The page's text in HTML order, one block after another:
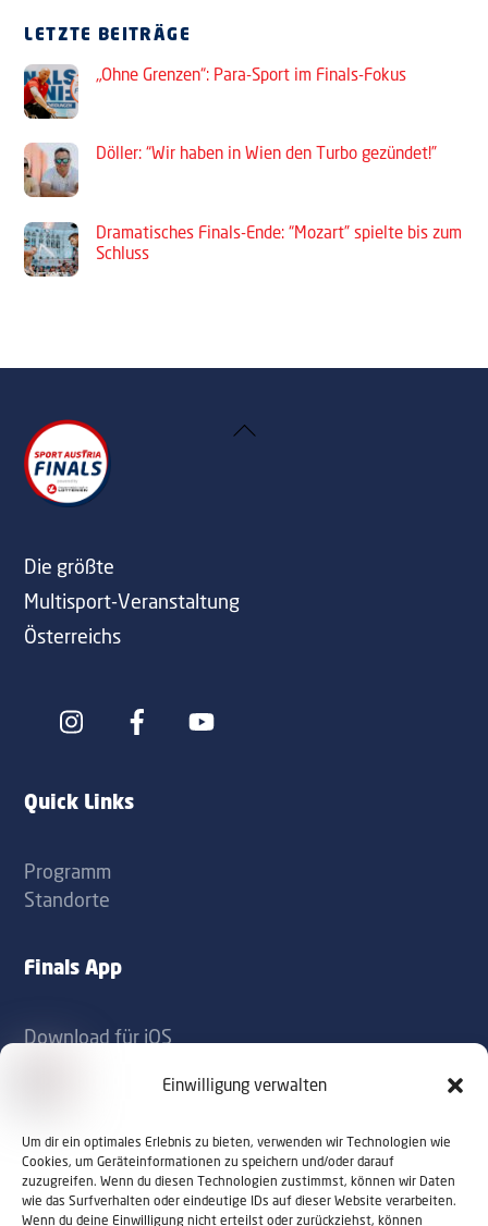
Einwilligung verwalten
Um dir ein optimales Erlebnis zu bieten, verwenden wir Technologien wie
Cookies, um Geräteinformationen zu speichern und/oder darauf
zuzugreifen. Wenn du diesen Technologien zustimmst, können wir Daten
wie das Surfverhalten oder eindeutige IDs auf dieser Website verarbeiten.
Wenn du deine Einwilligung nicht erteilst oder zurückziehst, können
LETZTE BEITRÄGE
„Ohne Grenzen“: Para-Sport im Finals-Fokus
Döller: “Wir haben in Wien den Turbo gezündet!”
Dramatisches Finals-Ende: “Mozart” spielte bis zum
Schluss
Back
Die größte
Multisport-Veranstaltung
Österreichs
Icon
Icon
Quick Links
Programm
Standorte
Finals App
Download für iOS
Kontakt
office@sportaustriafinals.at